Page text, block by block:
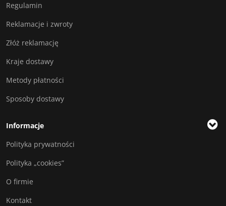
Regulamin
Reklamacje i zwroty
Złóż reklamację
Kraje dostawy
Metody płatności
Sposoby dostawy
Informacje
Polityka prywatności
Polityka „cookies”
O firmie
Kontakt